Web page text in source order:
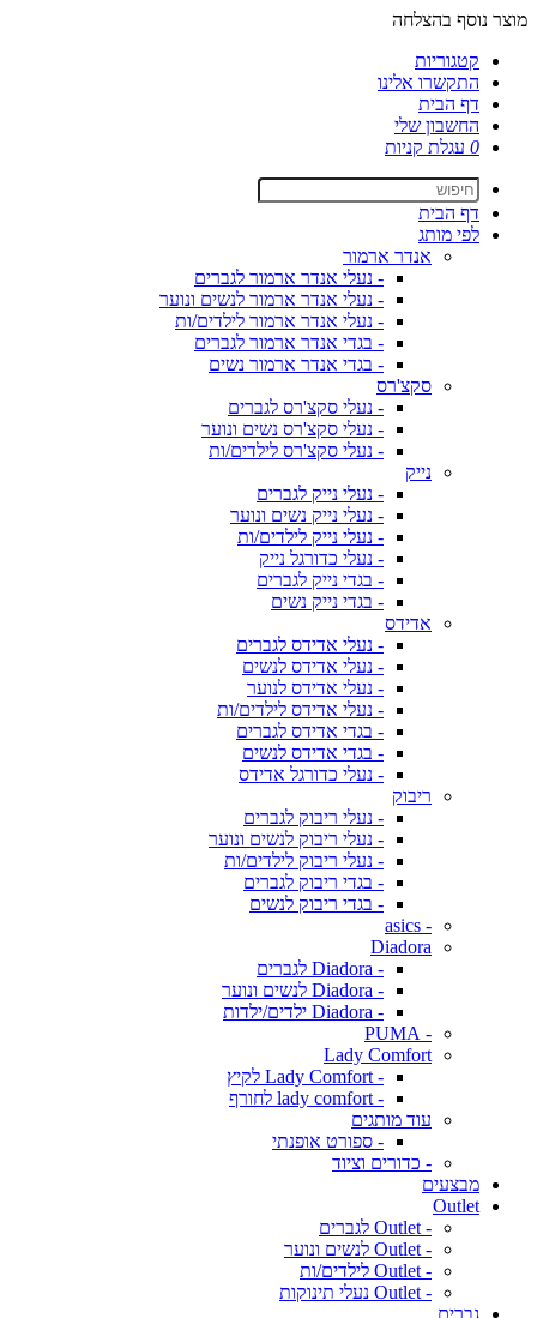
מוצר נוסף בהצלחה
קטגוריות
התקשרו אלינו
דף הבית
החשבון שלי
0 עגלת קניות
דף הבית
לפי מותג
אנדר ארמור
- נעלי אנדר ארמור לגברים
- נעלי אנדר ארמור לנשים ונוער
- נעלי אנדר ארמור לילדים/ות
- בגדי אנדר ארמור לגברים
- בגדי אנדר ארמור נשים
סקצ'רס
- נעלי סקצ'רס לגברים
- נעלי סקצ'רס נשים ונוער
- נעלי סקצ'רס לילדים/ות
נייק
- נעלי נייק לגברים
- נעלי נייק נשים ונוער
- נעלי נייק לילדים/ות
- נעלי כדורגל נייק
- בגדי נייק לגברים
- בגדי נייק נשים
אדידס
- נעלי אדידס לגברים
- נעלי אדידס לנשים
- נעלי אדידס לנוער
- נעלי אדידס לילדים/ות
- בגדי אדידס לגברים
- בגדי אדידס לנשים
- נעלי כדורגל אדידס
ריבוק
- נעלי ריבוק לגברים
- נעלי ריבוק לנשים ונוער
- נעלי ריבוק לילדים/ות
- בגדי ריבוק לגברים
- בגדי ריבוק לנשים
- asics
Diadora
- Diadora לגברים
- Diadora לנשים ונוער
- Diadora ילדים/ילדות
- PUMA
Lady Comfort
- Lady Comfort לקיץ
- lady comfort לחורף
עוד מותגים
- ספורט אופנתי
- כדורים וציוד
מבצעים
Outlet
- Outlet לגברים
- Outlet לנשים ונוער
- Outlet לילדים/ות
- Outlet נעלי תינוקות
גברים